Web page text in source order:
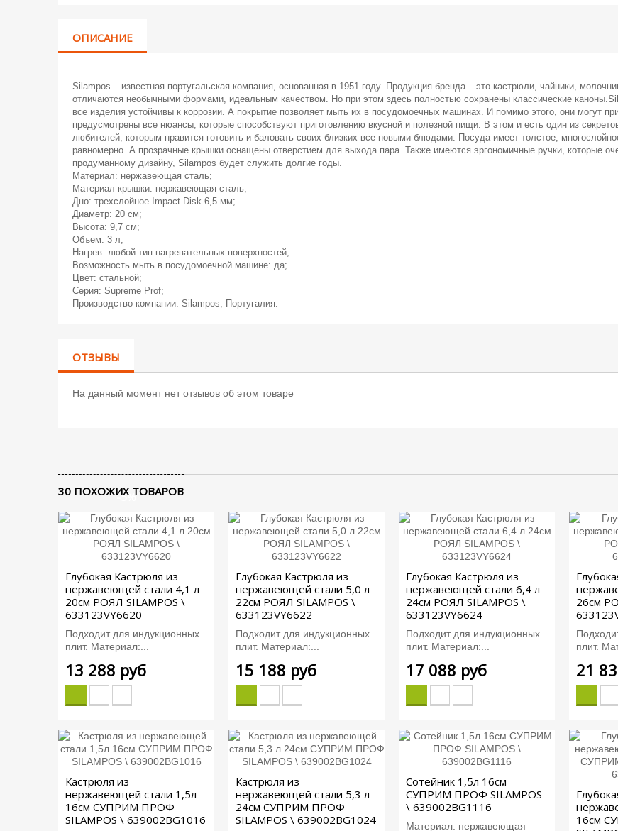
ОПИСАНИЕ
Silampos – известная португальская компания, основанная в 1951 году. Продукция бренда – это кастрюли, чайники,
отличаются необычными формами, идеальным качеством. Но при этом здесь полностью сохранены классические
все изделия устойчивы к коррозии. А покрытие позволяет мыть их в посудомоечных машинах. И помимо этого, они могут
предусмотрены все нюансы, которые способствуют приготовлению вкусной и полезной пищи. В этом и есть один из
любителей, которым нравится готовить и баловать своих близких все новыми блюдами. Посуда имеет толстое,
равномерно. А прозрачные крышки оснащены отверстием для выхода пара. Также имеются эргономичные ручки, которые
продуманному дизайну, Silampos будет служить долгие годы.
Материал: нержавеющая сталь;
Материал крышки: нержавеющая сталь;
Дно: трехслойное Impact Disk 6,5 мм;
Диаметр: 20 см;
Высота: 9,7 см;
Объем: 3 л;
Нагрев: любой тип нагревательных поверхностей;
Возможность мыть в посудомоечной машине: да;
Цвет: стальной;
Серия: Supreme Prof;
Производство компании: Silampos, Португалия.
ОТЗЫВЫ
На данный момент нет отзывов об этом товаре
30 ПОХОЖИХ ТОВАРОВ
Глубокая Кастрюля из
нержавеющей стали 4,1 л
20см РОЯЛ SILAMPOS \
633123VY6620
Подходит для индукционных
плит. Материал:...
13 288 руб
Глубокая Кастрюля из
нержавеющей стали 5,0 л
22см РОЯЛ SILAMPOS \
633123VY6622
Подходит для индукционных
плит. Материал:...
15 188 руб
Глубокая Кастрюля из
нержавеющей стали 6,4 л
24см РОЯЛ SILAMPOS \
633123VY6624
Подходит для индукционных
плит. Материал:...
17 088 руб
26см
плит.
21
Кастрюля из
нержавеющей стали 1,5л
16см СУПРИМ ПРОФ
SILAMPOS \ 639002BG1016
Кастрюля из
нержавеющей стали 5,3 л
24см СУПРИМ ПРОФ
SILAMPOS \ 639002BG1024
Сотейник 1,5л 16см
СУПРИМ ПРОФ SILAMPOS
\ 639002BG1116
Материал: нержавеющая
16см
-5%